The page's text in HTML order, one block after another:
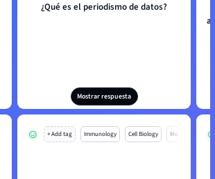
¿Qué es el periodismo de datos?
Mostrar respuesta
+ Add tag Immunology Cell Biology Mo